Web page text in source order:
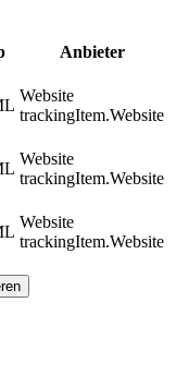
Anbieter
Website
trackingItem.Website
Website
trackingItem.Website
Website
trackingItem.Website